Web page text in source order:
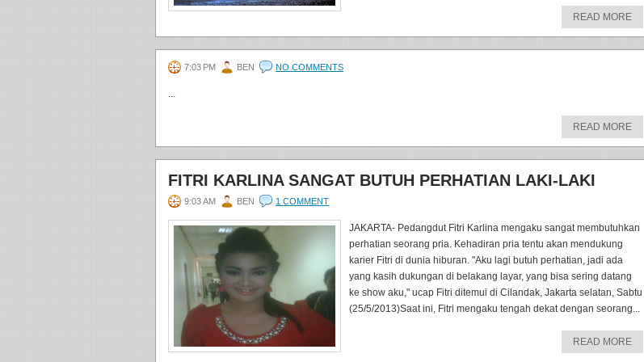
READ MORE
7:03 PM BEN NO COMMENTS
...
READ MORE
FITRI KARLINA SANGAT BUTUH PERHATIAN LAKI-LAKI
9:03 AM BEN 1 COMMENT
JAKARTA- Pedangdut Fitri Karlina mengaku sangat membutuhkan
perhatian seorang pria. Kehadiran pria tentu akan mendukung
karier Fitri di dunia hiburan. "Aku lagi butuh perhatian, jadi ada
yang kasih dukungan di belakang layar, yang bisa sering datang
ke show aku," ucap Fitri ditemui di Cilandak, Jakarta selatan, Sabtu
(25/5/2013)Saat ini, Fitri mengaku tengah dekat dengan seorang...
READ MORE